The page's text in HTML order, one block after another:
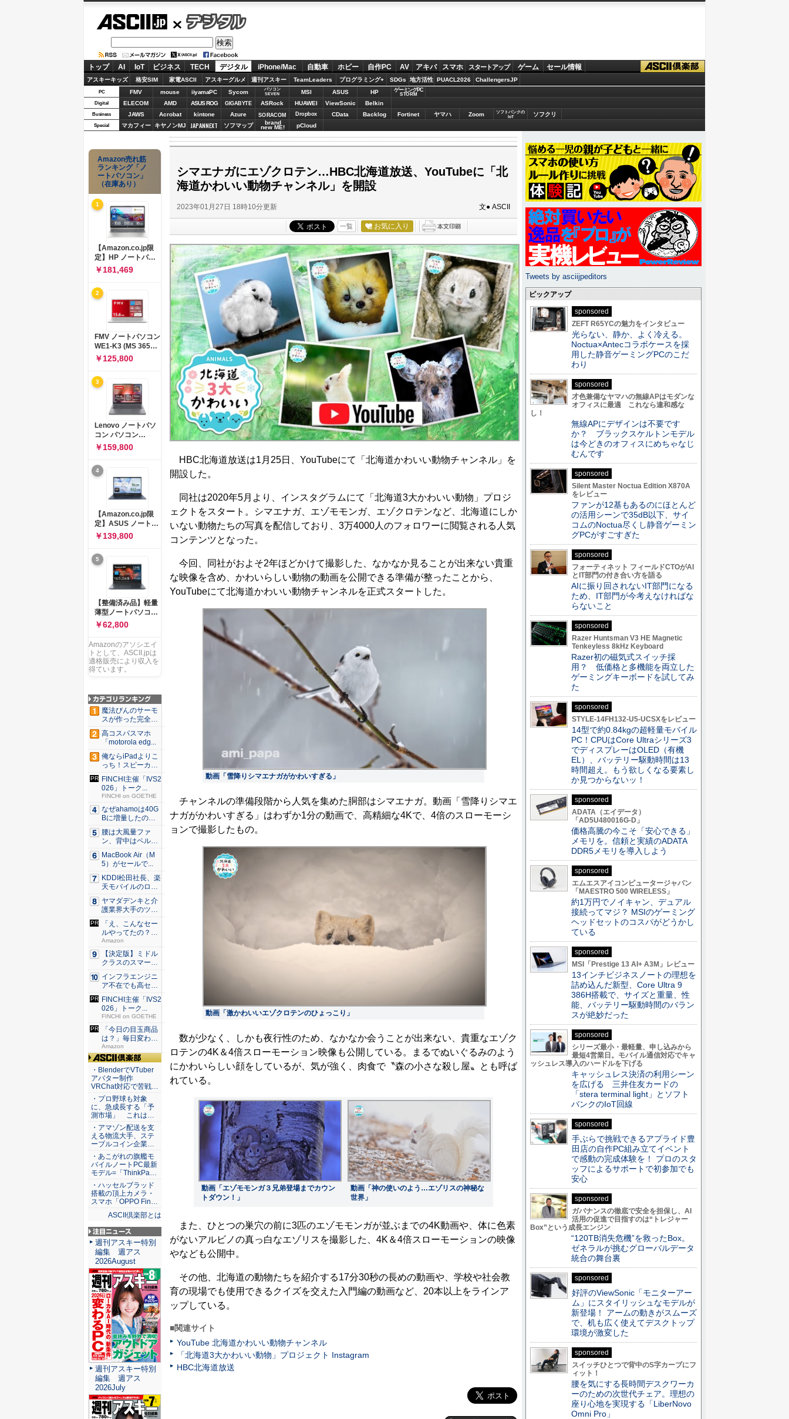
デジタル
トップ AI IoT ビジネス TECH デジタル iPhone/Mac 自動車 ホビー 自作PC AV アキバ スマホ スタートアップ ゲーム セール情報
アスキーキッズ 格安SIM 家電ASCII アスキーグルメ 週刊アスキー TeamLeaders プログラミング+ SDGs 地方活性 PUACL2026 ChallengersJP
PC FMV mouse iiyamaPC Sycom
パソコン
SEVEN
MSI ASUS HP ゲーミングPC
STORM
Digital ELECOM AMD ASUS ROG GIGABYTE ASRock HUAWEI ViewSonic Belkin
Business JAWS Acrobat kintone Azure SORACOM Dropbox CData Backlog Fortinet ヤマハ Zoom
ソフトバンクの
IoT
ソフクリ
Special マカフィー キヤノンMJ JAPANNEXT ソフマップ brand
new ME! pCloud
シマエナガにエゾクロテン…HBC北海道放送、YouTubeに「北
海道かわいい動物チャンネル」を開設
2023年01月27日 18時10分更新 文● ASCII
一覧 お気に入り
HBC北海道放送は1月25日、YouTubeにて「北海道かわいい動物チャンネル」を
開設した。
同社は2020年5月より、インスタグラムにて「北海道3大かわいい動物」プロジ
ェクトをスタート。シマエナガ、エゾモモンガ、エゾクロテンなど、北海道にしか
いない動物たちの写真を配信しており、3万4000人のフォロワーに閲覧される人気
コンテンツとなった。
今回、同社がおよそ2年ほどかけて撮影した、なかなか見ることが出来ない貴重
な映像を含め、かわいらしい動物の動画を公開できる準備が整ったことから、
YouTubeにて北海道かわいい動物チャンネルを正式スタートした。
動画「雪降りシマエナガがかわいすぎる」
チャンネルの準備段階から人気を集めた胴部はシマエナガ。動画「雪降りシマエ
ナガがかわいすぎる」はわずか1分の動画で、高精細な4Kで、4倍のスローモーシ
ョンで撮影したもの。
動画「激かわいいエゾクロテンのひょっこり」
数が少なく、しかも夜行性のため、なかなか会うことが出来ない、貴重なエゾク
ロテンの4K＆4倍スローモーション映像も公開している。まるでぬいぐるみのよう
にかわいらしい顔をしているが、気が強く、肉食で〝森の小さな殺し屋〟とも呼ば
れている。
動画「エゾモモンガ３兄弟登場までカウン
トダウン！」
動画「神の使いのよう…エゾリスの神秘な
世界」
また、ひとつの巣穴の前に3匹のエゾモモンガが並ぶまでの4K動画や、体に色素
がないアルビノの真っ白なエゾリスを撮影した、4K＆4倍スローモーションの映像
やなども公開中。
その他、北海道の動物たちを紹介する17分30秒の長めの動画や、学校や社会教
育の現場でも使用できるクイズを交えた入門編の動画など、20本以上をラインア
ップしている。
■関連サイト
YouTube 北海道かわいい動物チャンネル
「北海道3大かわいい動物」プロジェクト Instagram
HBC北海道放送
Amazon売れ筋
ランキング「ノ
ートパソコン」
（在庫あり）
1
【Amazon.co.jp限
定】HP ノートパソ
コン 15-fd 15.6イン
チ インテル Core 5
120U メモリ16GB
SSD512GB
Windows 11
Microsoft Office
2024搭載 WPS
Office搭載 カメラシ
ャッター 指紋認証 薄
型 Copilotキー搭載
ナチュラルシルバー
￥181,469
2
FMV ノートパソコン
WE1-K3 (MS 365
Personal/Copilotキ
ー搭載/Win 11/15.6
型/Core
i5/16GB/SSD
512GB/ホワイト)
FMVWK3E15W_AZ
￥125,800
3
Lenovo ノートパソ
コン パソコン
IdeaPad Slim 3 14.0
インチ AMD
Ryzen™ 5 8640HS
メモリ16GB
SSD512GB
Microsoft 365 試用
版 Windows11 バッ
テリー駆動12.6時間
重量1.39kg ルナグレ
ー 83K9003JJP ノー
トPC
￥159,800
4
【Amazon.co.jp限
定】ASUS ノートパ
ソコン Vivobook 15
M1502NAQ 15.6イ
ンチ AMD Ryzen 7
170 メモリ16GB
SSD 512GB
Microsoft 365
Personal (24か月版)
搭載 Windows 11 重
量1.7kg Wi-Fi 6E ク
ワイエットブルー
M1502NAQ-
￥139,800
5
【整備済み品】軽量
薄型ノートパソコン
dynabook G83 ■
13.3型
FHD(1920x1080) -
高性能第11世代Core
i5-1135G7 - メモリ
16GB - SSD 256GB
USB Type-C - MS
Office 2021 - Win11
搭載
￥62,800
Amazonのアソシエイ
トとして、ASCII.jpは
適格販売により収入を
得ています。
魔法びんのサーモ
スが作った完全遮
光100...
高コスパスマホ
「motorola edg...
俺ならiPadよりこ
っち！スピーカー
9個...
FINCHI主催「IVS2
026」トーク...
FINCHI on GOETHE
なぜahamoは40G
Bに増量したの
か ...
腰は大風量ファ
ン、背中はペルチ
ェ冷却。ダ...
MacBook Air（M
5）がセールで...
KDDI松田社長、楽
天モバイルのロー
ミン...
ヤマダデンキと介
護業界大手のツク
イが協業...
「え、こんなセー
ルやってたの？」
80％O...
Amazon
【決定版】ミドル
クラスのスマート
フォンの...
インフラエンジニ
ア不在でも高セキ
ュリティ...
FINCHI主催「IVS2
026」トーク...
FINCHI on GOETHE
「今日の目玉商品
は？」毎日変わる
Amaz...
Amazon
ASCII倶楽部
・BlenderでVTuber
アバター制作
VRChat対応で苦戦…
・プロ野球も対象
に、急成長する「予
測市場」 これは…
・アマゾン配送を支
える物流大手、ステ
ーブルコイン企業…
・あこがれの旗艦モ
バイルノートPC最新
モデル=「ThinkPa…
・ハッセルブラッド
搭載の頂上カメラ・
スマホ「OPPO Fin…
ASCII倶楽部とは
注目ニュース
週刊アスキー特別
編集 週アス
2026August
週刊アスキー特別
編集 週アス
2026July
Tweets by asciijpeditors
ピックアップ
sponsored
ZEFT R65YCの魅力をインタビュー
光らない、静か、よく冷える。
Noctua×Antecコラボケースを採
用した静音ゲーミングPCのこだ
わり
sponsored
才色兼備なヤマハの無線APはモダンな
オフィスに最適 これなら違和感な
し！
無線APにデザインは不要です
か？ ブラックスケルトンモデル
は今どきのオフィスにめちゃなじ
むんです
sponsored
Silent Master Noctua Edition X870A
をレビュー
ファンが12基もあるのにほとんど
の活用シーンで35dB以下、サイ
コムのNoctua尽くし静音ゲーミン
グPCがすごすぎた
sponsored
フォーティネット フィールドCTOがAI
とIT部門の付き合い方を語る
AIに振り回されないIT部門になる
ため、IT部門が今考えなければな
らないこと
sponsored
Razer Huntsman V3 HE Magnetic
Tenkeyless 8kHz Keyboard
Razer初の磁気式スイッチ採
用？ 低価格と多機能を両立した
ゲーミングキーボードを試してみ
た
sponsored
STYLE-14FH132-U5-UCSXをレビュー
14型で約0.84kgの超軽量モバイル
PC！CPUはCore Ultraシリーズ3
でディスプレーはOLED（有機
EL）、バッテリー駆動時間は13
時間超え。もう欲しくなる要素し
か見つからないッ！
sponsored
ADATA（エイデータ）
「AD5U480016G-D」
価格高騰の今こそ「安心できる」
メモリを。信頼と実績のADATA
DDR5メモリを導入しよう
sponsored
エムエスアイコンピュータージャパン
「MAESTRO 500 WIRELESS」
約1万円でノイキャン、デュアル
接続ってマジ？ MSIのゲーミング
ヘッドセットのコスパがどうかし
ている
sponsored
MSI「Prestige 13 AI+ A3M」レビュー
13インチビジネスノートの理想を
詰め込んだ新型、Core Ultra 9
386H搭載で、サイズと重量、性
能、バッテリー駆動時間のバラン
スが絶妙だった
sponsored
シリーズ最小・最軽量、申し込みから
最短4営業日。モバイル通信対応でキャ
ッシュレス導入のハードルを下げる
キャッシュレス決済の利用シーン
を広げる 三井住友カードの
「stera terminal light」とソフト
バンクのIoT回線
sponsored
手ぶらで挑戦できるアプライド豊
田店の自作PC組み立てイベント
で感動の完成体験を！ プロのスタ
ッフによるサポートで初参加でも
安心
sponsored
ガバナンスの徹底で安全を担保し、AI
活用の促進で目指すのは“トレジャー
Box”という成長エンジン
“120TB消失危機”を救ったBox。
ゼネラルが挑むグローバルデータ
統合の舞台裏
sponsored
好評のViewSonic「モニターアー
ム」にスタイリッシュなモデルが
新登場！ アームの動きがスムーズ
で、机も広く使えてデスクトップ
環境が激変した
sponsored
スイッチひとつで背中のS字カーブにフ
ィット！
腰を気にする長時間デスクワーカ
ーのための次世代チェア。理想の
座り心地を実現する「LiberNovo
Omni Pro」